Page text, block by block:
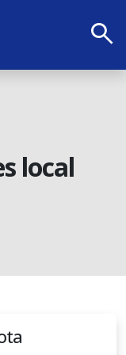
search
local